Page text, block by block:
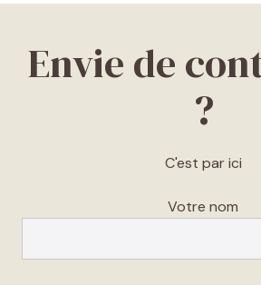
Envie de
?
C'est par ici
Votre nom